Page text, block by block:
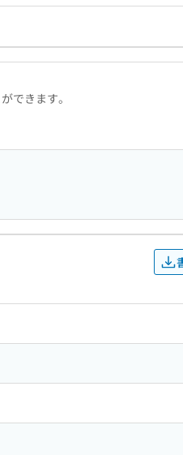
できます。